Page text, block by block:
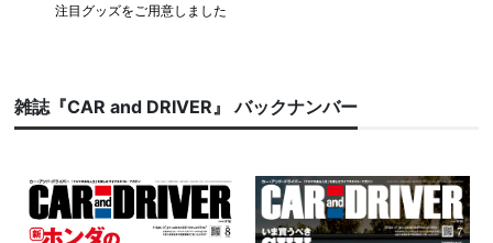
注目グッズをご用意しました
雑誌『CAR and DRIVER』 バックナンバー